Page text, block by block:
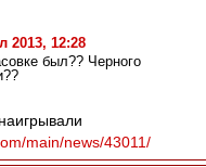
2013, 12:28
был?? Черного
main/news/43011/